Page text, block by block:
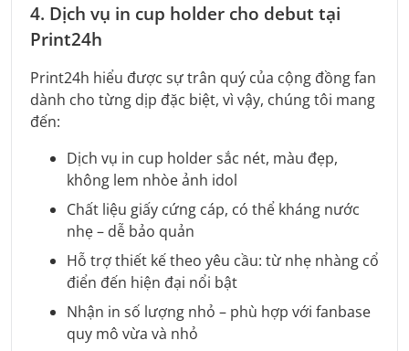
4. Dịch vụ in cup holder cho debut tại
Print24h
Print24h hiểu được sự trân quý của cộng đồng fan
dành cho từng dịp đặc biệt, vì vậy, chúng tôi mang
đến:
Dịch vụ in cup holder sắc nét, màu đẹp,
không lem nhòe ảnh idol
Chất liệu giấy cứng cáp, có thể kháng nước
nhẹ – dễ bảo quản
Hỗ trợ thiết kế theo yêu cầu: từ nhẹ nhàng cổ
điển đến hiện đại nổi bật
Nhận in số lượng nhỏ – phù hợp với fanbase
quy mô vừa và nhỏ